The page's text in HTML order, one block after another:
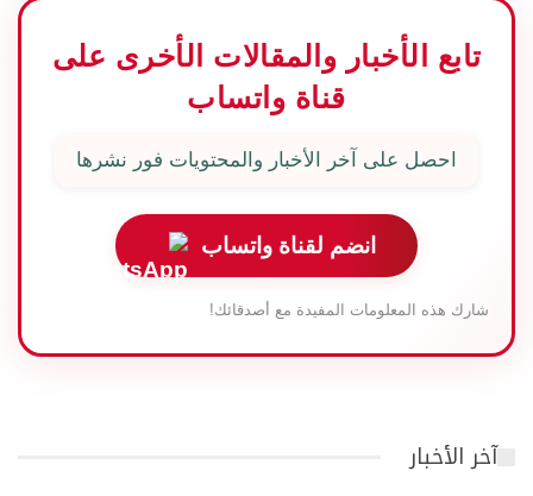
تابع الأخبار والمقالات الأخرى على
قناة واتساب
احصل على آخر الأخبار والمحتويات فور نشرها
انضم لقناة واتساب
شارك هذه المعلومات المفيدة مع أصدقائك!
آخر الأخبار